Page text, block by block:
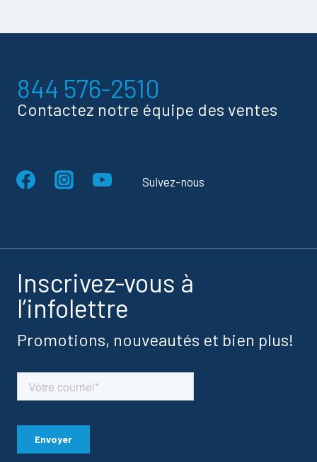
844 576-2510
Contactez notre équipe des ventes
Suivez-nous
Inscrivez-vous à
l’infolettre
Promotions, nouveautés et bien plus!